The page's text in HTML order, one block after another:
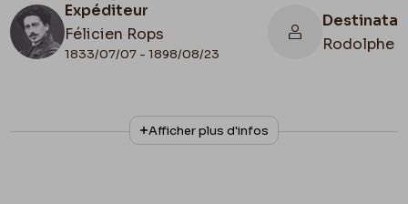
Expéditeur
Félicien Rops
1833/07/07 - 1898/08/23
Rodolphe
N° d'inventaire
MRBAB/AACB/076747bis
Afficher plus d'infos